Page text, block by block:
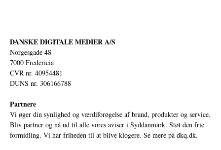
DANSKE DIGITALE MEDIER A/S
Norgesgade 48
7000 Fredericia
CVR nr. 40954481
DUNS nr. 306166788
Partnere
Vi øger din synlighed og værdiforøgelse af brand, produkter og service.
Bliv partner og nå ud til alle vores aviser i Syddanmark. Støt den frie
formidling. Vi har friheden til at blive klogere. Se mere på dkq.dk.